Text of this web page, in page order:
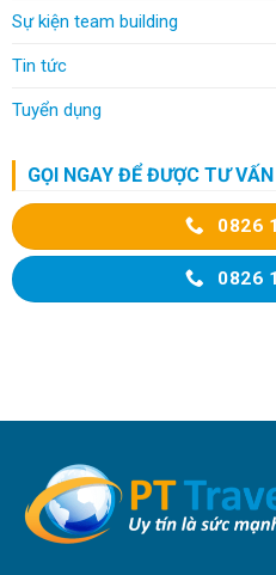
Sự kiện team building
Tin tức
Tuyển dụng
GỌI NGAY ĐỂ ĐƯỢC TƯ VẤN
0826
0826